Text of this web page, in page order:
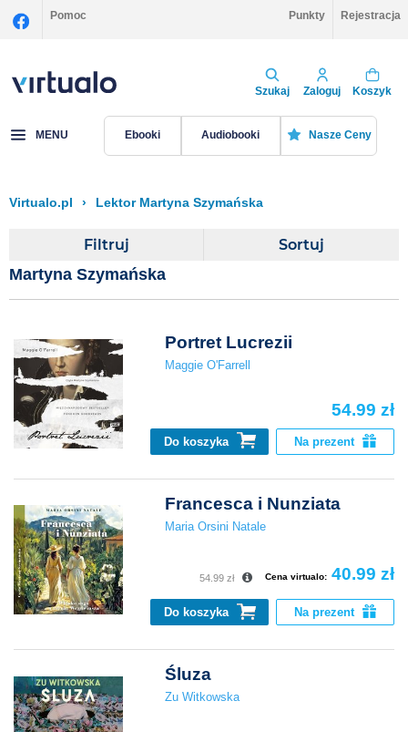
Pomoc Punkty Rejestracja
Szukaj Zaloguj Koszyk
MENU Ebooki Audiobooki Nasze Ceny
Virtualo.pl › Lektor Martyna Szymańska
Filtruj Sortuj
Martyna Szymańska
Portret Lucrezii
Maggie O'Farrell
54.99 zł
Do koszyka Na prezent
Francesca i Nunziata
Maria Orsini Natale
Cena virtualo: 40.99 zł
54.99 zł
Do koszyka Na prezent
Śluza
Zu Witkowska